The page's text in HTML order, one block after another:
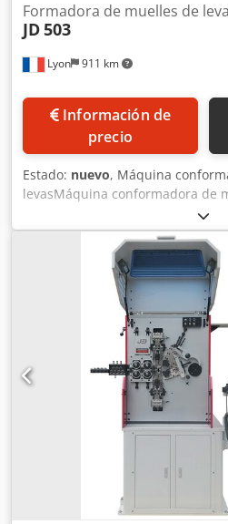
Lyon 911 km
Formadora de muelles de
JD503
Información de
precio
Estado: nuevo, Máquina
levasMáquina conformadora de